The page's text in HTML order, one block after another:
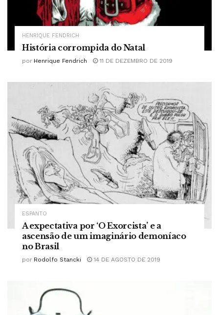
HENRIQUE FENDRICH
História corrompida do Natal
por Henrique Fendrich 11 DE DEZEMBRO DE 2019
ESPANTO
A expectativa por ‘O Exorcista’ e a
ascensão de um imaginário demoníaco
no Brasil
por Rodolfo Stancki 14 DE AGOSTO DE 2019